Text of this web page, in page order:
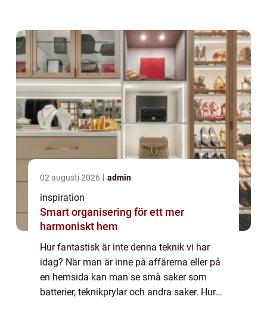
tillve...
02 augusti 2026 admin
inspiration
Smart organisering för ett mer
harmoniskt hem
Hur fantastisk är inte denna teknik vi har
idag? När man är inne på affärerna eller på
en hemsida kan man se små saker som
batterier, teknikprylar och andra saker. Hur